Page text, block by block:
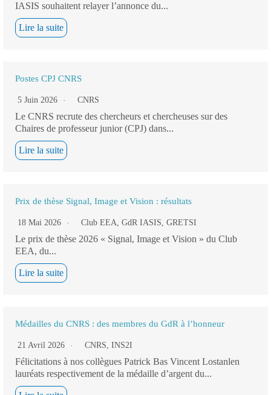
IASIS souhaitent relayer l’annonce du...
Lire la suite
Postes CPJ CNRS
5 Juin 2026 CNRS
Le CNRS recrute des chercheurs et chercheuses sur des
Chaires de professeur junior (CPJ) dans...
Lire la suite
Prix de thèse Signal, Image et Vision : résultats
18 Mai 2026 Club EEA, GdR IASIS, GRETSI
Le prix de thèse 2026 « Signal, Image et Vision » du Club
EEA, du...
Lire la suite
Médailles du CNRS : des membres du GdR à l’honneur
21 Avril 2026 CNRS, INS2I
Félicitations à nos collègues Patrick Bas Vincent Lostanlen
lauréats respectivement de la médaille d’argent du...